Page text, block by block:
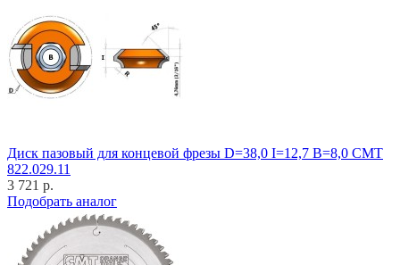
Диск пазовый для концевой фрезы D=38,0 I=12,7 B=8,0 CMT
822.029.11
3 721 р.
Подобрать аналог